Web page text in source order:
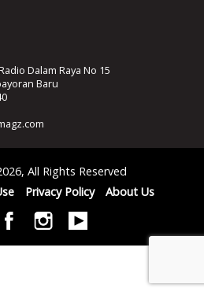
Dalam Raya No 15
Baru
All Rights Reserved
Privacy Policy About Us